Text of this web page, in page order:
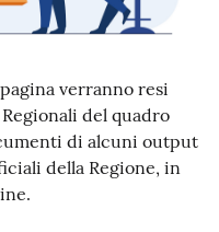
verranno resi
del quadro
di alcuni output
della Regione, in